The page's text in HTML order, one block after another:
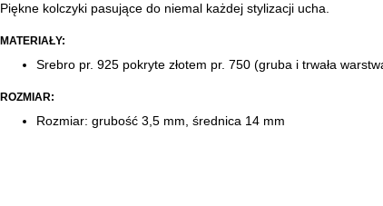
Piękne kolczyki pasujące do niemal każdej stylizacji ucha.
MATERIAŁY:
Srebro pr. 925 pokryte złotem pr. 750 (gruba i trwała
ROZMIAR:
Rozmiar: grubość 3,5 mm, średnica 14 mm